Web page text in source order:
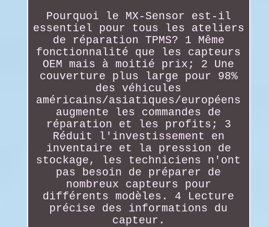
Pourquoi le MX-Sensor est-il
essentiel pour tous les ateliers
de réparation TPMS? 1 Même
fonctionnalité que les capteurs
OEM mais à moitié prix; 2 Une
couverture plus large pour 98%
des véhicules
américains/asiatiques/européens
augmente les commandes de
réparation et les profits; 3
Réduit l'investissement en
inventaire et la pression de
stockage, les techniciens n'ont
pas besoin de préparer de
nombreux capteurs pour
différents modèles. 4 Lecture
précise des informations du
capteur.